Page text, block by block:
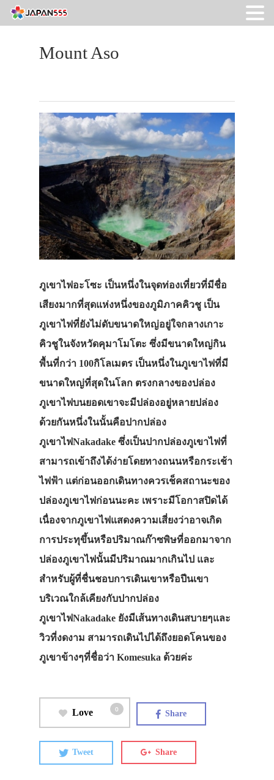
Mount Aso
ภูเขาไฟอะโซะ เป็นหนึ่งในจุดท่องเที่ยวที่มีชื่อ
เสียงมากที่สุดแห่งหนึ่งของภูมิภาคคิวชู เป็น
ภูเขาไฟที่ยังไม่ดับขนาดใหญ่อยู่ใจกลางเกาะ
คิวชูในจังหวัดคุมาโมโตะ ซึ่งมีขนาดใหญ่กิน
พื้นที่กว่า 100กิโลเมตร เป็นหนึ่งในภูเขาไฟที่มี
ขนาดใหญ่ที่สุดในโลก ตรงกลางของปล่อง
ภูเขาไฟบนยอดเขาจะมีปล่องอยู่หลายปล่อง
ด้วยกันหนึ่งในนั้นคือปากปล่อง
ภูเขาไฟNakadake ซึ่งเป็นปากปล่องภูเขาไฟที่
สามารถเข้าถึงได้ง่ายโดยทางถนนหรือกระเช้า
ไฟฟ้า แต่ก่อนออกเดินทางควรเช็คสถานะของ
ปล่องภูเขาไฟก่อนนะคะ เพราะมีโอกาสปิดได้
เนื่องจากภูเขาไฟแสดงความเสี่ยงว่าอาจเกิด
การประทุขึ้นหรือปริมาณก๊าซพิษที่ออกมาจาก
ปล่องภูเขาไฟนั้นมีปริมาณมากเกินไป และ
สำหรับผู้ที่ชื่นชอบการเดินเขาหรือปีนเขา
บริเวณใกล้เคียงกับปากปล่อง
ภูเขาไฟNakadake ยังมีเส้นทางเดินสบายๆและ
วิวที่งดงาม สามารถเดินไปได้ถึงยอดโคนของ
ภูเขาข้างๆที่ชื่อว่า Komesuka ด้วยค่ะ
Love 0 Share
Tweet Share